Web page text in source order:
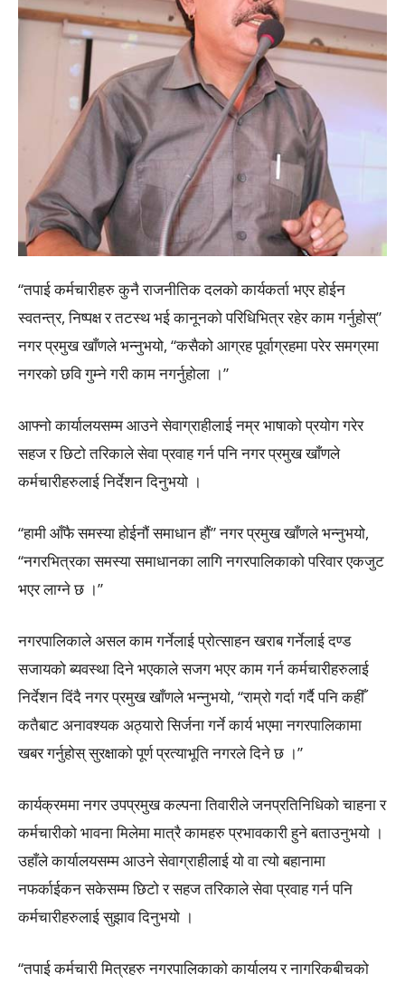
“तपाई कर्मचारीहरु कुनै राजनीतिक दलको कार्यकर्ता भएर होईन
स्वतन्त्र, निष्पक्ष र तटस्थ भई कानूनको परिधिभित्र रहेर काम गर्नुहोस्”
नगर प्रमुख खाँणले भन्नुभयो, “कसैको आग्रह पूर्वाग्रहमा परेर समग्रमा
नगरको छवि गुम्ने गरी काम नगर्नुहोला ।”
आफ्नो कार्यालयसम्म आउने सेवाग्राहीलाई नम्र भाषाको प्रयोग गरेर
सहज र छिटो तरिकाले सेवा प्रवाह गर्न पनि नगर प्रमुख खाँणले
कर्मचारीहरुलाई निर्देशन दिनुभयो ।
“हामी आँफै समस्या होईनौं समाधान हौं” नगर प्रमुख खाँणले भन्नुभयो,
“नगरभित्रका समस्या समाधानका लागि नगरपालिकाको परिवार एकजुट
भएर लाग्ने छ ।”
नगरपालिकाले असल काम गर्नेलाई प्रोत्साहन खराब गर्नेलाई दण्ड
सजायको ब्यवस्था दिने भएकाले सजग भएर काम गर्न कर्मचारीहरुलाई
निर्देशन दिंदै नगर प्रमुख खाँणले भन्नुभयो, “राम्रो गर्दा गर्दै पनि कहीँ
कतैबाट अनावश्यक अठ्यारो सिर्जना गर्ने कार्य भएमा नगरपालिकामा
खबर गर्नुहोस् सुरक्षाको पूर्ण प्रत्याभूति नगरले दिने छ ।”
कार्यक्रममा नगर उपप्रमुख कल्पना तिवारीले जनप्रतिनिधिको चाहना र
कर्मचारीको भावना मिलेमा मात्रै कामहरु प्रभावकारी हुने बताउनुभयो ।
उहाँले कार्यालयसम्म आउने सेवाग्राहीलाई यो वा त्यो बहानामा
नफर्काईकन सकेसम्म छिटो र सहज तरिकाले सेवा प्रवाह गर्न पनि
कर्मचारीहरुलाई सुझाव दिनुभयो ।
“तपाई कर्मचारी मित्रहरु नगरपालिकाको कार्यालय र नागरिकबीचको